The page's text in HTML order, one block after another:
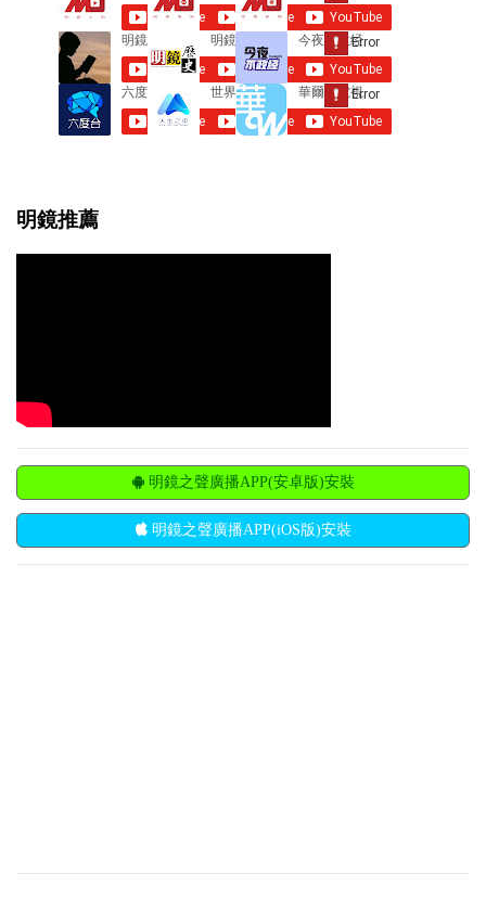
s
明鏡推薦
明鏡之聲廣播APP(安卓版)安裝
明鏡之聲廣播APP(iOS版)安裝